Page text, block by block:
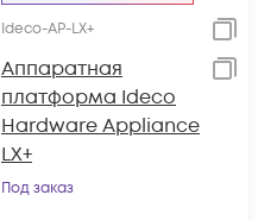
Ideco-AP-LX+
Аппаратная
платформа Ideco
Hardware Appliance
LX+
Под заказ